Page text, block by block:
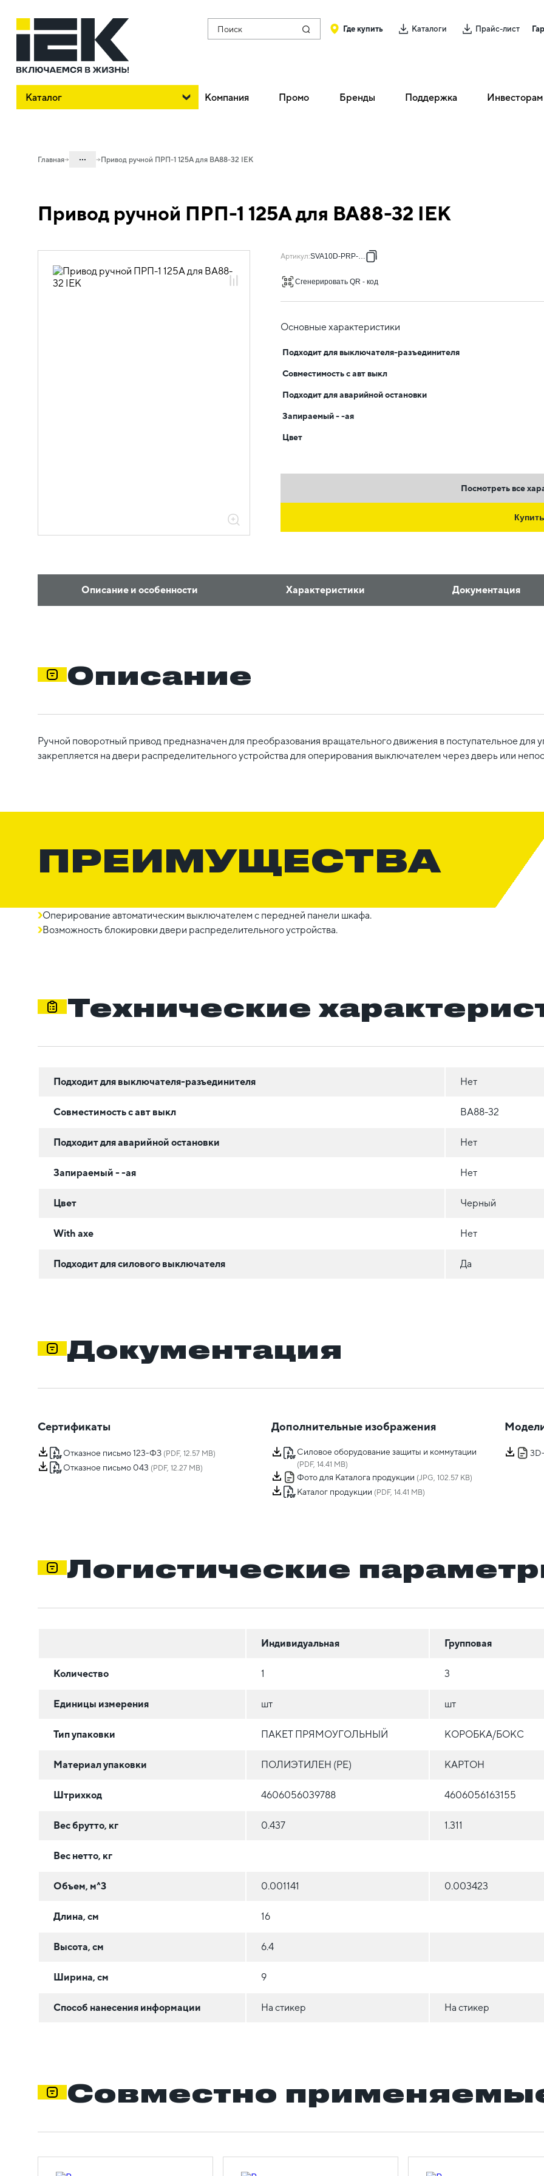
Поиск Где купить Каталоги Прайс-лист
Каталог Компания Промо Бренды Поддержка Инвесторам
Главная ...
02. Силовое оборудование защиты и
коммутации
выключатели в литом корпусе и доп.
02.01.02 Силовые автоматические
Привод ручной ПРП-1 125A для ВА88-32 IEK
Привод ручной ПРП-1 125A для ВА88-32 IEK
Артикул:SVA10D-PRP-1-1
Сгенерировать QR - код
Основные характеристики
Подходит для выключателя-разъединителя
Совместимость с авт выкл
Подходит для аварийной остановки
Запираемый - -ая
Цвет
Посмотреть все
Купить
Описание и особенности Характеристики Документация
Описание
Ручной поворотный привод предназначен для преобразования вращательного движения в поступательное
закрепляется на двери распределительного устройства для оперирования выключателем через дверь или
ПРЕИМУЩЕСТВА
Оперирование автоматическим выключателем с передней панели шкафа.
Возможность блокировки двери распределительного устройства.
Технические
Подходит для выключателя-разъединителя Нет
Совместимость с авт выкл ВА88-32
Подходит для аварийной остановки Нет
Запираемый - -ая Нет
Цвет Черный
With axe Нет
Подходит для силового выключателя Да
Документация
Сертификаты
Отказное письмо 123-ФЗ (PDF, 12.57 MB)
Отказное письмо 043 (PDF, 12.27 MB)
Дополнительные изображения
Силовое оборудование защиты и коммутации
(PDF, 14.41 MB)
Фото для Каталога продукции (JPG, 102.57 KB)
Каталог продукции (PDF, 14.41 MB)
Логистические
Индивидуальная Групповая
Количество 1 3
Единицы измерения шт шт
Тип упаковки ПАКЕТ ПРЯМОУГОЛЬНЫЙ КОРОБКА/БОКС
Материал упаковки ПОЛИЭТИЛЕН (PE) КАРТОН
Штрихкод 4606056039788 4606056163155
Вес брутто, кг 0.437 1.311
Вес нетто, кг
Объем, м^3 0.001141 0.003423
Длина, см 16
Высота, см 6.4
Ширина, см 9
Способ нанесения информации На стикер На стикер
Совместно